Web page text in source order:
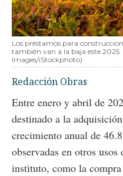
Los préstamos para
también van a la baja este 2025.
Images/iStockphoto)
Redacción Obras
Entre enero y abril de
destinado a la
crecimiento anual de
observadas en otros
instituto, como la